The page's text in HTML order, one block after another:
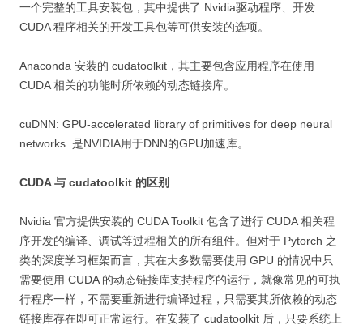
一个完整的工具安装包，其中提供了 Nvidia驱动程序、开发
CUDA 程序相关的开发工具包等可供安装的选项。
Anaconda 安装的 cudatoolkit，其主要包含应用程序在使用
CUDA 相关的功能时所依赖的动态链接库。
cuDNN: GPU-accelerated library of primitives for deep neural
networks. 是NVIDIA用于DNN的GPU加速库。
CUDA 与 cudatoolkit 的区别
Nvidia 官方提供安装的 CUDA Toolkit 包含了进行 CUDA 相关程
序开发的编译、调试等过程相关的所有组件。但对于 Pytorch 之
类的深度学习框架而言，其在大多数需要使用 GPU 的情况中只
需要使用 CUDA 的动态链接库支持程序的运行，就像常见的可执
行程序一样，不需要重新进行编译过程，只需要其所依赖的动态
链接库存在即可正常运行。在安装了 cudatoolkit 后，只要系统上